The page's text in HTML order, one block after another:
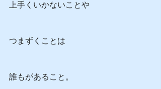
上手くいかないことや
つまずくことは
誰もがあること。